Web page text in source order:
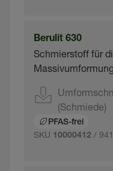
Berulit 630
Schmierstoff für
Massivumformung
(Schmiede)
PFAS-frei
SKU 10000412 /